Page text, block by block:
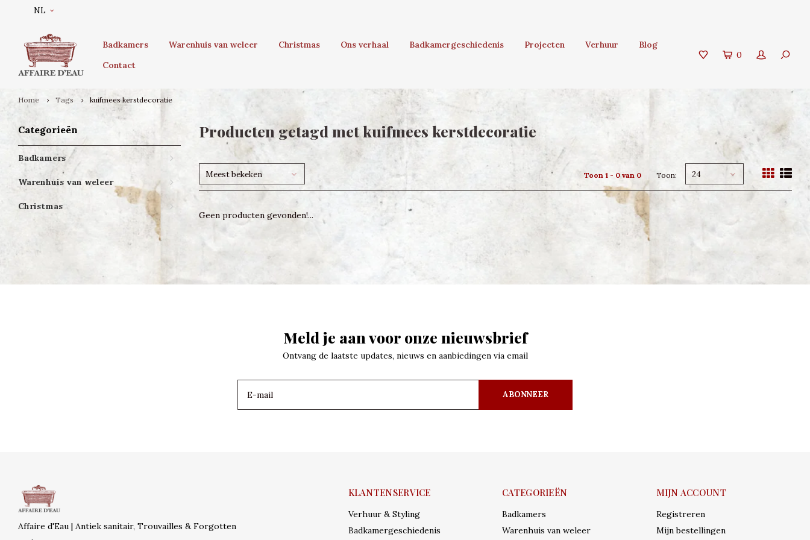
NL
Badkamers Warenhuis van weleer Christmas Ons verhaal Badkamergeschiedenis Projecten Verhuur
Blog
Contact
0
Home Tags kuifmees kerstdecoratie
Categorieën
Badkamers
Warenhuis van weleer
Christmas
Producten getagd met kuifmees kerstdecoratie
Meest bekeken Toon 1 - 0 van 0 Toon: 24
Geen producten gevonden!...
Meld je aan voor onze nieuwsbrief
Ontvang de laatste updates, nieuws en aanbiedingen via email
ABONNEER
Affaire d'Eau | Antiek sanitair, Trouvailles & Forgotten
KLANTENSERVICE
Verhuur & Styling
Badkamergeschiedenis
CATEGORIEËN
Badkamers
Warenhuis van weleer
MIJN ACCOUNT
Registreren
Mijn bestellingen